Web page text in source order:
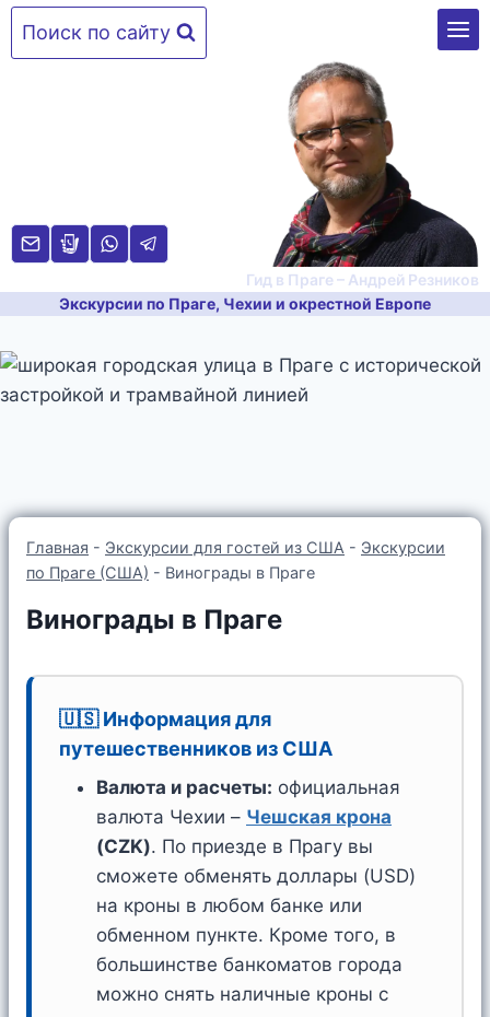
Перейти
Поиск по сайту
Гид в Праге – Андрей Резников
Экскурсии по Праге, Чехии и окрестной Европе
Главная - Экскурсии для гостей из США - Экскурсии
по Праге (США) - Винограды в Праге
Винограды в Праге
🇺🇸 Информация для
путешественников из США
Валюта и расчеты: официальная
валюта Чехии – Чешская крона
(CZK). По приезде в Прагу вы
сможете обменять доллары (USD)
на кроны в любом банке или
обменном пункте. Кроме того, в
большинстве банкоматов города
можно снять наличные кроны с